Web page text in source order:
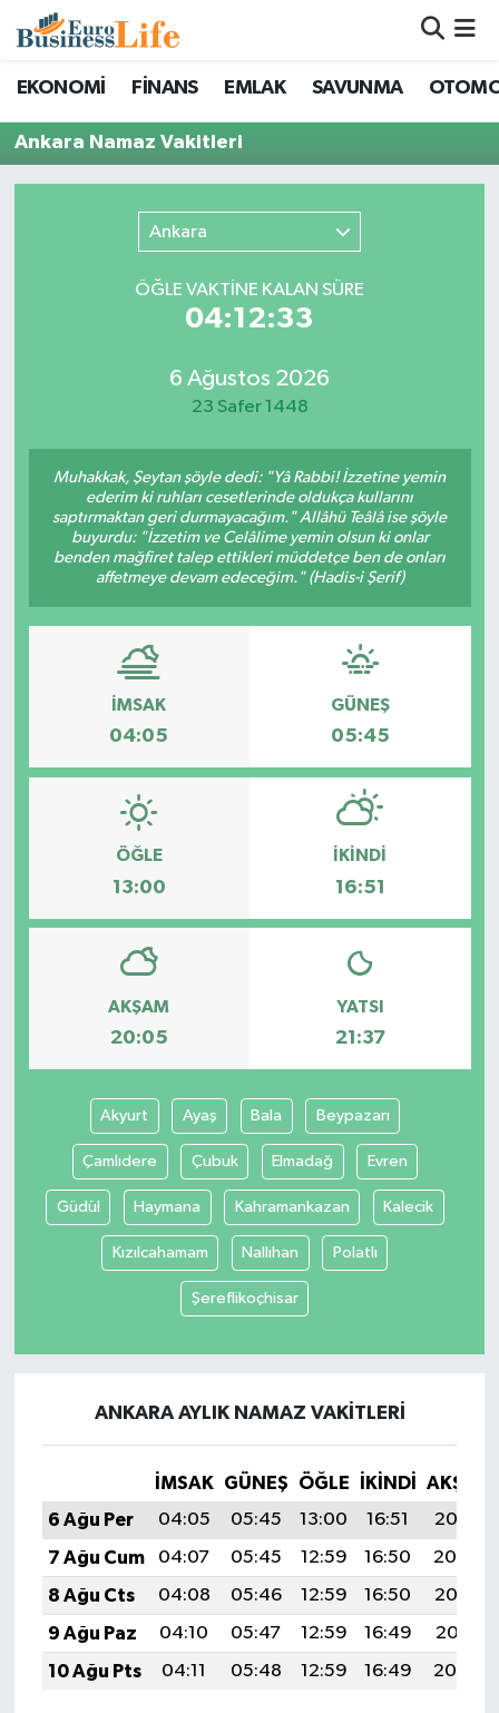
EKONOMİ FİNANS EMLAK SAVUNMA
Ankara Namaz Vakitleri
Ankara
ÖĞLE VAKTİNE KALAN SÜRE
04:12:33
6 Ağustos 2026
23 Safer 1448
Muhakkak, Şeytan şöyle dedi: "Yâ Rabbi! İzzetine yemin
ederim ki ruhları cesetlerinde oldukça kullarını
saptırmaktan geri durmayacağım." Allâhü Teâlâ ise şöyle
buyurdu: "İzzetim ve Celâlime yemin olsun ki onlar
benden mağfiret talep ettikleri müddetçe ben de onları
affetmeye devam edeceğim." (Hadis-i Şerif)
İMSAK
04:05
GÜNEŞ
05:45
ÖĞLE
13:00
İKINDI
16:51
AKŞAM
20:05
YATSI
21:37
Akyurt Ayaş Bala Beypazarı
Çamlıdere Çubuk Elmadağ Evren
Güdül Haymana Kahramankazan Kalecik
Kızılcahamam Nallıhan Polatlı
Şereflikoçhisar
ANKARA AYLIK NAMAZ VAKITLERI
İMSAK GÜNEŞ ÖĞLE İKINDI
AKŞAM
6 Ağu Per
04:05 05:45 13:00 16:51
20:05
7 Ağu Cum
04:07 05:45 12:59 16:50
20:04
8 Ağu Cts
04:08 05:46 12:59 16:50
20:02
9 Ağu Paz
04:10 05:47 12:59 16:49
20:01
10 Ağu Pts
04:11 05:48 12:59 16:49 20:00
Nöbetçi Eczaneler
Hava Durumu
Trafik Durumu
Süper Lig Puan Durumu ve Fikstür
Tüm Manşetler
Haber Arşivi